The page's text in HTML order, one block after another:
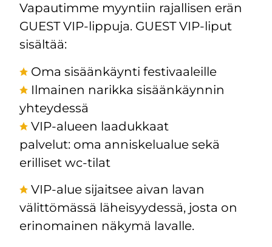
Vapautimme myyntiin rajallisen erän
GUEST VIP-lippuja. GUEST VIP-liput
sisältää:
Oma sisäänkäynti festivaaleille
Ilmainen narikka sisäänkäynnin
yhteydessä
VIP-alueen laadukkaat
palvelut: oma anniskelualue sekä
erilliset wc-tilat
VIP-alue sijaitsee aivan lavan
välittömässä läheisyydessä, josta on
erinomainen näkymä lavalle.